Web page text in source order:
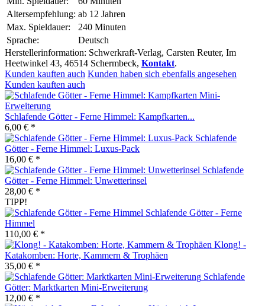
Altersempfehlung: ab 12 Jahren
Max. Spieldauer:
240 Minuten
Sprache:
Deutsch
Herstellerinformation: Schwerkraft-Verlag, Carsten Reuter, Im
Heetwinkel 43, 46514 Schermbeck, Kontakt.
Kunden kauften auch Kunden haben sich ebenfalls angesehen
Kunden kauften auch
Schlafende Götter - Ferne Himmel: Kampfkarten...
6,00 € *
Schlafende
Götter - Ferne Himmel: Luxus-Pack
16,00 € *
Schlafende
Götter - Ferne Himmel: Unwetterinsel
28,00 € *
TIPP!
Schlafende Götter - Ferne
Himmel
110,00 € *
Klong! -
Katakomben: Horte, Kammern & Trophäen
35,00 € *
Schlafende
Götter: Marktkarten Mini-Erweiterung
12,00 € *